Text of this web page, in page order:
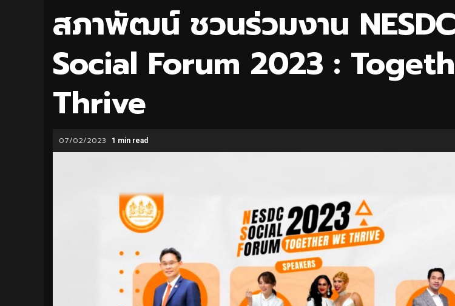
สภาพัฒน์ ชวนร่วมงาน NESDC
Social Forum 2023 :
Thrive
07/02/2023 1 min read